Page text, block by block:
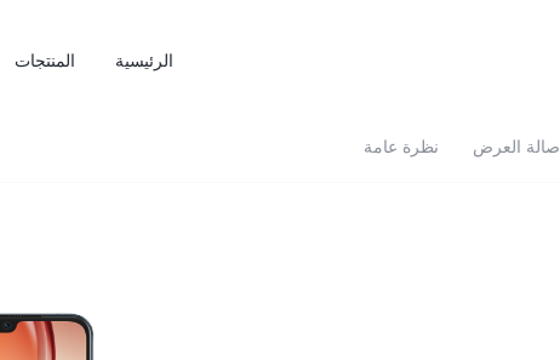
الرئيسية المنتجات
نظرة عامة صالة العرض